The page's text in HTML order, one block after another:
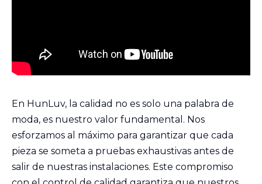
En HunLuv, la calidad no es solo una palabra de
moda, es nuestro valor fundamental. Nos
esforzamos al máximo para garantizar que cada
pieza se someta a pruebas exhaustivas antes de
salir de nuestras instalaciones. Este compromiso